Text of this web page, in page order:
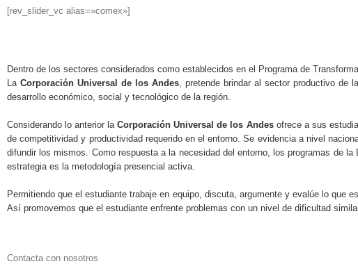
[rev_slider_vc alias=»comex»]
Dentro de los sectores considerados como establecidos en el Programa de
LaCorporación Universal de los Andes , pretende brindar al sector productivo
desarrollo económico, social y tecnológico de la región.
Considerando lo anterior laCorporación Universal de los Andesofrece a sus
de competitividad y productividad requerido en el entorno. Se evidencia a nivel
difundir los mismos. Como respuesta a la necesidad del entorno, los programas de
estrategia es la metodología presencial activa.
Permitiendo que el estudiante trabaje en equipo, discuta, argumente y evalúe lo que
Así promovemos que el estudiante enfrente problemas con un nivel de dificultad
Contacta con nosotros